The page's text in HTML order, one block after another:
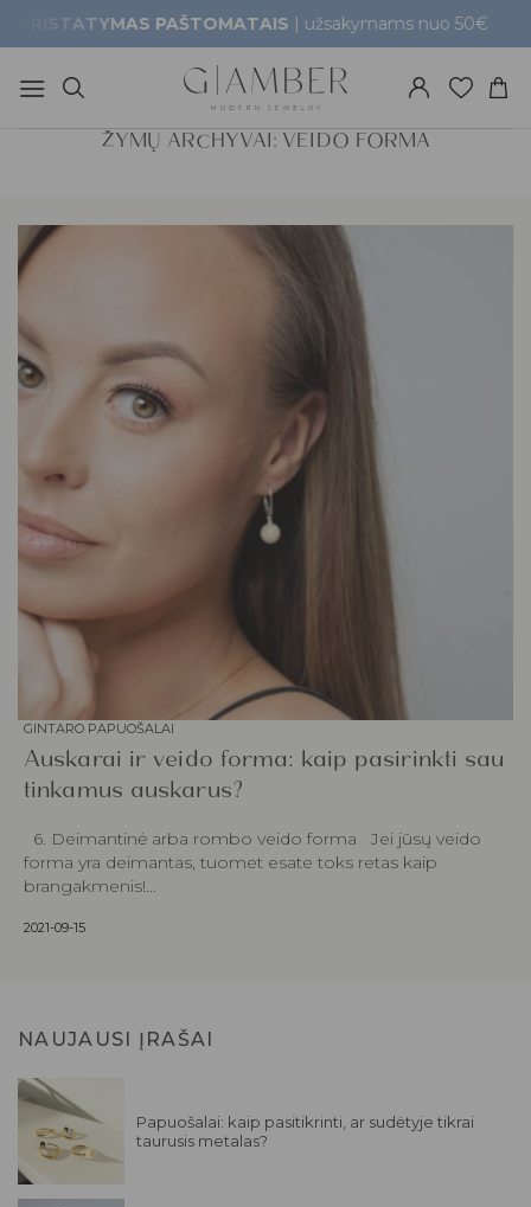
to
content
PAŠTOMATAIS| užsakymams nuo 50€
ŽYMŲ ARCHYVAI: VEIDO FORMA
GINTARO PAPUOŠALAI
Auskarai ir veido forma: kaip pasirinkti sau
tinkamus auskarus?
6. Deimantinė arba rombo veido forma Jei jūsų veido
forma yra deimantas, tuomet esate toks retas kaip
brangakmenis!...
2021-09-15
NAUJAUSI ĮRAŠAI
Papuošalai: kaip pasitikrinti, ar sudėtyje tikrai
taurusis metalas?